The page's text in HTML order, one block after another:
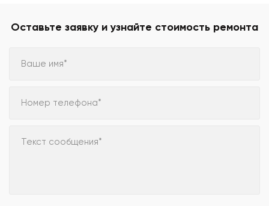
Оставьте заявку и узнайте стоимость ремонта
Ваше имя*
Номер телефона*
Текст сообщения*